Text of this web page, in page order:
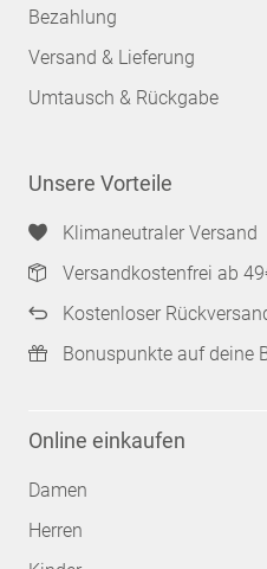
Bezahlung
Versand & Lieferung
Umtausch & Rückgabe
Unsere Vorteile
Klimaneutraler Versand
Versandkostenfrei ab
Kostenloser
Bonuspunkte auf deine
Online einkaufen
Damen
Herren